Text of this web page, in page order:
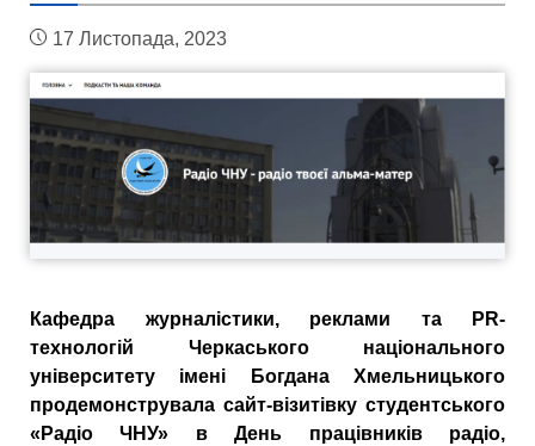
17 Листопада, 2023
Кафедра журналістики, реклами та PR-
технологій Черкаського національного
університету імені Богдана Хмельницького
продемонструвала сайт-візитівку студентського
«Радіо ЧНУ» в День працівників радіо,